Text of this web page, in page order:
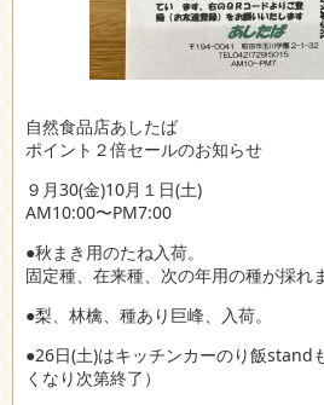
自然食品店あしたば
ポイント２倍セールのお知らせ
９月30(金)10月１日(土)
AM10:00〜PM7:00
●秋まき用のたね入荷。
固定種、在来種、次の年用の種が採れ
●梨、林檎、種あり巨峰、入荷。
●26日(土)はキッチンカーのり飯stand
くなり次第終了）